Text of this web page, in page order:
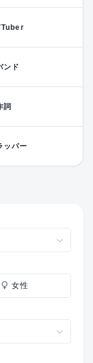
ンド
詞
ッパー
女性